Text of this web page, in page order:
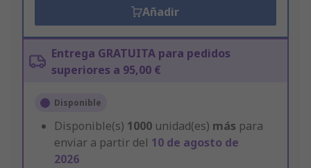
Añadir
Entrega GRATUITA para pedidos
superiores a 95,00 €
Disponible
Disponible(s) 1000 unidad(es) más para
enviar a partir del 10 de agosto de
2026